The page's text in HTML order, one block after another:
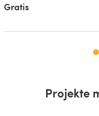
Gratis
Projekte